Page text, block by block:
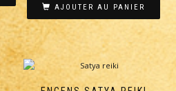
AJOUTER AU PANIER